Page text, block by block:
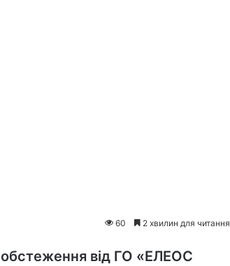
60 2 хвилин для читання
від ГО «ЕЛЕОС